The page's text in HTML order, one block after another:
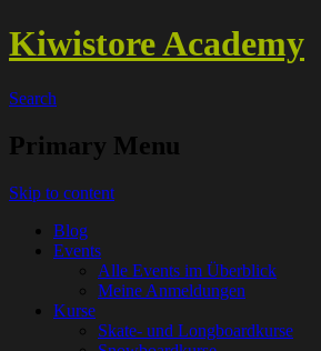
Kiwistore Academy
Search
Primary Menu
Skip to content
Blog
Events
Alle Events im Überblick
Meine Anmeldungen
Kurse
Skate- und Longboardkurse